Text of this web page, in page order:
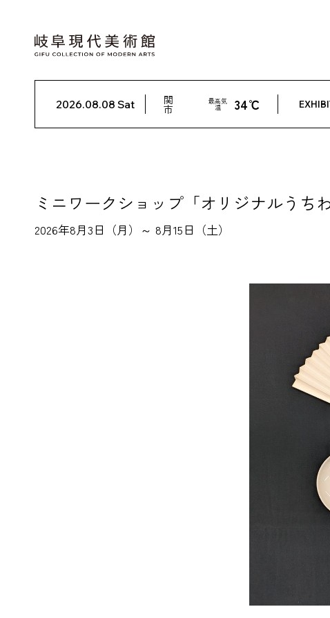
2026.08.08 Sat 関
市
最高気
温 34℃
ミニワークショップ「オリジナルうち
2026年8月3日（月）～ 8月15日（土）